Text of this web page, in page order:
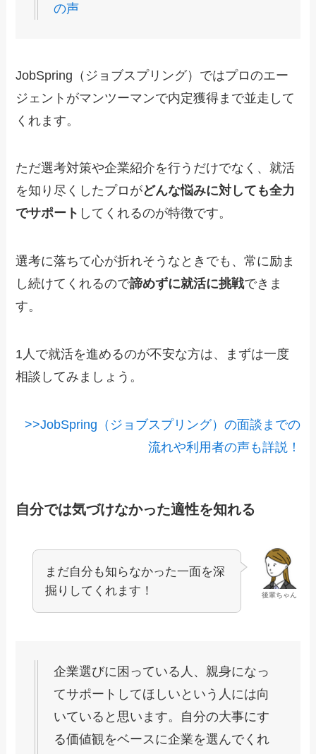
の声
JobSpring（ジョブスプリング）ではプロのエー
ジェントがマンツーマンで内定獲得まで並走して
くれます。
ただ選考対策や企業紹介を行うだけでなく、就活
を知り尽くしたプロがどんな悩みに対しても全力
でサポート してくれるのが特徴です。
選考に落ちて心が折れそうなときでも、常に励ま
し続けてくれるので諦めずに就活に挑戦できま
す。
1人で就活を進めるのが不安な方は、まずは一度
相談してみましょう。
>>JobSpring（ジョブスプリング）の面談までの
流れや利用者の声も詳説！
自分では気づけなかった適性を知れる
後輩ちゃん
まだ自分も知らなかった一面を深
掘りしてくれます！
企業選びに困っている人、親身になっ
てサポートしてほしいという人には向
いていると思います。自分の大事にす
る価値観をベースに企業を選んでくれ